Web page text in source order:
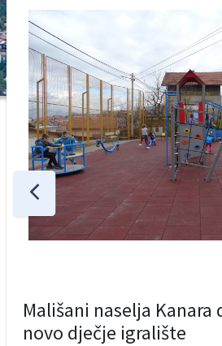
Mališani naselja
novo dječje igralište